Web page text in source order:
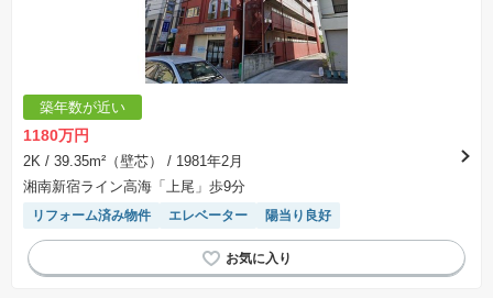
築年数が近い
1180万円
2K / 39.35m²（壁芯）
/ 1981年2月
湘南新宿ライン高海「上尾」歩9分
リフォーム済み物件 エレベーター 陽当り良好